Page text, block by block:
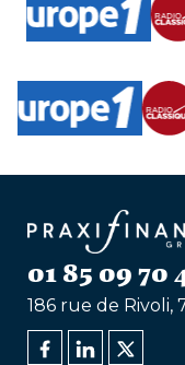
01 85 09 70
186 rue de Rivoli,